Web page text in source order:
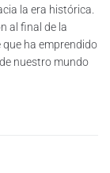
la era histórica.
al final de la
ha emprendido
nuestro mundo